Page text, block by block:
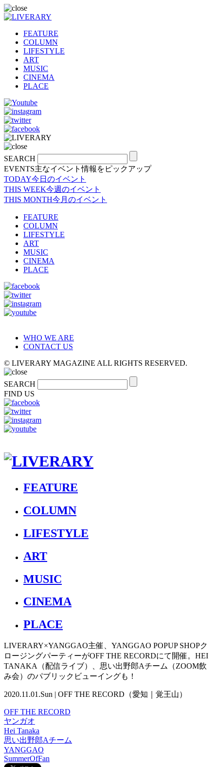
FEATURE
COLUMN
LIFESTYLE
ART
MUSIC
CINEMA
PLACE
SEARCH
EVENTS主なイベント情報をピックアップ
TODAY今日のイベント
THIS WEEK今週のイベント
THIS MONTH今月のイベント
FEATURE
COLUMN
LIFESTYLE
ART
MUSIC
CINEMA
PLACE
WHO WE ARE
CONTACT US
© LIVERARY MAGAZINE ALL RIGHTS RESERVED.
SEARCH
FIND US
FEATURE
COLUMN
LIFESTYLE
ART
MUSIC
CINEMA
PLACE
LIVERARY×YANGGAO主催、YANGGAO POPUP SHOPク
ロージングパーティーがOFF THE RECORDにて開催。HEI
TANAKA（配信ライブ）、思い出野郎Aチーム（ZOOM飲
み会）のパブリックビューイングも！
2020.11.01.Sun | OFF THE RECORD（愛知｜覚王山）
OFF THE RECORD
ヤンガオ
Hei Tanaka
思い出野郎Aチーム
YANGGAO
SummerOfFan